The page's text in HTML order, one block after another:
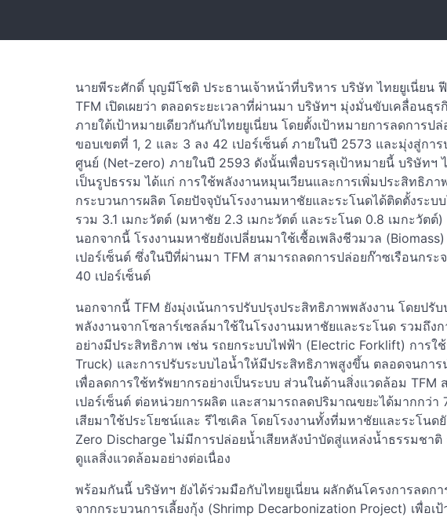
นายพีระศักดิ์ บุญมีโชติ ประธานเจ้าหน้าที่บริหาร บริษัท ไทยยูเนี่ยน
TFM เปิดเผยว่า ตลอดระยะเวลาที่ผ่านมา บริษัทฯ มุ่งมั่นขับเคลื่อนธุร
ภายใต้เป้าหมายเดียวกันกับไทยยูเนี่ยน โดยตั้งเป้าหมายการลดการป
ขอบเขตที่ 1, 2 และ 3 ลง 42 เปอร์เซ็นต์ ภายในปี 2573 และมุ่งสู่กา
ศูนย์ (Net-zero) ภายในปี 2593 ดังนั้นเพื่อบรรลุเป้าหมายนี้ บริษัทฯ
เป็นรูปธรรม ได้แก่ การใช้พลังงานหมุนเวียนและการเพิ่มประสิทธิภ
กระบวนการผลิต โดยปัจจุบันโรงงานมหาชัยและระโนดได้ติดตั้งระบ
รวม 3.1 เมกะวัตต์ (มหาชัย 2.3 เมกะวัตต์ และระโนด 0.8 เมกะวัตต์
นอกจากนี้ โรงงานมหาชัยยังเปลี่ยนมาใช้เชื้อเพลิงชีวมวล
เปอร์เซ็นต์ ซึ่งในปีที่ผ่านมา TFM สามารถลดการปล่อยก๊าซเรือนกร
40 เปอร์เซ็นต์
นอกจากนี้ TFM ยังมุ่งเน้นการปรับปรุงประสิทธิภาพพลังงาน โดยปรั
พลังงานจากโซลาร์เซลล์มาใช้ในโรงงานมหาชัยและระโนด รวมถึง
อย่างมีประสิทธิภาพ เช่น รถยกระบบไฟฟ้า (Electric Forklift) การใ
Truck) และการปรับระบบไอน้ำให้มีประสิทธิภาพสูงขึ้น ตลอดจนกา
เพื่อลดการใช้ทรัพยากรอย่างเป็นระบบ ส่วนในด้านสิ่งแวดล้อม TFM
เปอร์เซ็นต์ ต่อหน่วยการผลิต และสามารถลดปริมาณขยะได้มากกว่า
เสียมาใช้ประโยชน์และ รีไซเคิล โดยโรงงานทั้งที่มหาชัยและระโนด
Zero Discharge ไม่มีการปล่อยน้ำเสียหลังบำบัดสู่แหล่งน้ำธรรมชา
ดูแลสิ่งแวดล้อมอย่างต่อเนื่อง
พร้อมกันนี้ บริษัทฯ ยังได้ร่วมมือกับไทยยูเนี่ยน ผลักดันโครงการลดกา
จากกระบวนการเลี้ยงกุ้ง (Shrimp Decarbonization Project) เพื่อเ